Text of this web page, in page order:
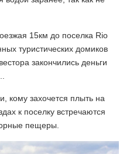
15км до поселка Rio
туристических домиков
закончились деньги
захочется плыть на
к поселку встречаются
пещеры.